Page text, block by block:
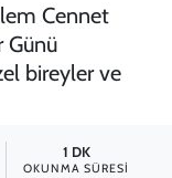
Cennet
Günü
bireyler ve
1 DK
OKUNMA SÜRESI